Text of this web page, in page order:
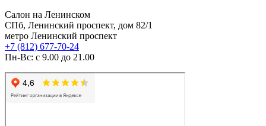
Салон на Ленинском
СПб, Ленинский проспект, дом 82/1
метро Ленинский проспект
+7 (812) 677-70-24
Пн-Вс: с 9.00 до 21.00